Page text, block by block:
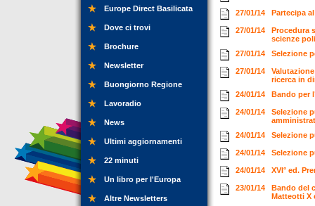
Europe Direct Basilicata
Dove ci trovi
Brochure
Newsletter
Buongiorno Regione
Lavoradio
News
Ultimi aggiornamenti
22 minuti
Un libro per l'Europa
Altre Newsletters
27/01/14 Partecipa
27/01/14
Procedura
scienze
27/01/14
Selezione
27/01/14
ricerca in
24/01/14
Bando per
24/01/14
Selezione
24/01/14
Selezione
24/01/14 Selezione
24/01/14 XVI° ed.
23/01/14
Bando del
Matteotti X